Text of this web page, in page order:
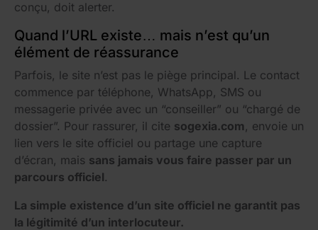
conçu, doit alerter.
Quand l’URL existe… mais n’est qu’un
élément de réassurance
Parfois, le site n’est pas le piège principal. Le contact
commence par téléphone, WhatsApp, SMS ou
messagerie privée avec un “conseiller” ou “chargé de
dossier”. Pour rassurer, il cite sogexia.com , envoie un
lien vers le site officiel ou partage une capture
d’écran, mais sans jamais vous faire passer par un
parcours officiel.
La simple existence d’un site officiel ne garantit pas
la légitimité d’un interlocuteur.